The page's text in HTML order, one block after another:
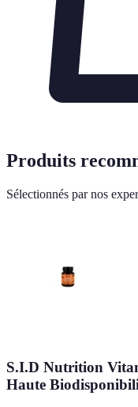
Produits
Sélectionnés par nos
S.I.D Nutrition
Haute